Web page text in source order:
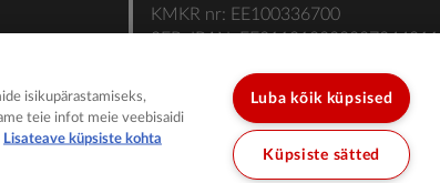
KMKR nr: EE100336700
SEB: IBAN: EE311010220007244011
isikupärastamiseks,
teie infot meie veebisaidi
Lisateave küpsiste kohta
Luba kõik küpsised
Küpsiste sätted